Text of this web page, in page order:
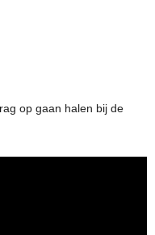
op gaan halen bij de